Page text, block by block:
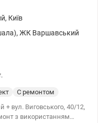
, Київ
, ЖК Варшавський
С ремонтом
вул. Виговського, 40/12,
з використанням